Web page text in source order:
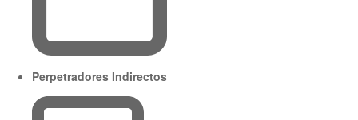
Perpetradores Indirectos